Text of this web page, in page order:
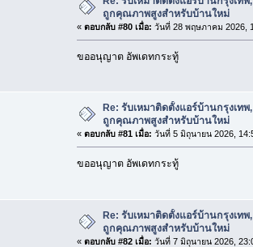
ถูกคุณภาพสูงสำหรับบ้านใหม่
« ตอบกลับ #80 เมื่อ: วันที่ 28 พฤษภาคม 2026,
ขออนุญาต อัพเดทกระทู้
Re: รับเหมาติดตั้งแอร์บ้านกรุงเท
ถูกคุณภาพสูงสำหรับบ้านใหม่
« ตอบกลับ #81 เมื่อ: วันที่ 5 มิถุนายน 2026,
ขออนุญาต อัพเดทกระทู้
Re: รับเหมาติดตั้งแอร์บ้านกรุงเท
ถูกคุณภาพสูงสำหรับบ้านใหม่
« ตอบกลับ #82 เมื่อ: วันที่ 7 มิถุนายน 2026,